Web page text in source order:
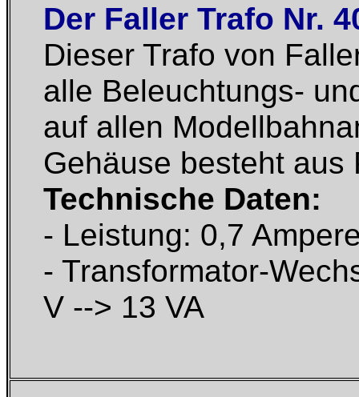
Der Faller Trafo Nr.
Dieser Trafo von
alle Beleuchtungs-
auf allen
Gehäuse besteht aus
Technische Daten:
- Leistung: 0,7
- Transformator-
V --> 13 VA